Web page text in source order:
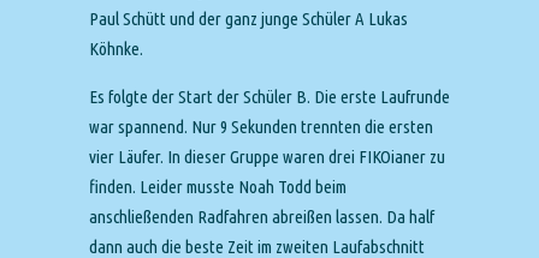
Paul Schütt und der ganz junge Schüler A Lukas
Köhnke.
Es folgte der Start der Schüler B. Die erste Laufrunde
war spannend. Nur 9 Sekunden trennten die ersten
vier Läufer. In dieser Gruppe waren drei FIKOianer zu
finden. Leider musste Noah Todd beim
anschließenden Radfahren abreißen lassen. Da half
dann auch die beste Zeit im zweiten Laufabschnitt